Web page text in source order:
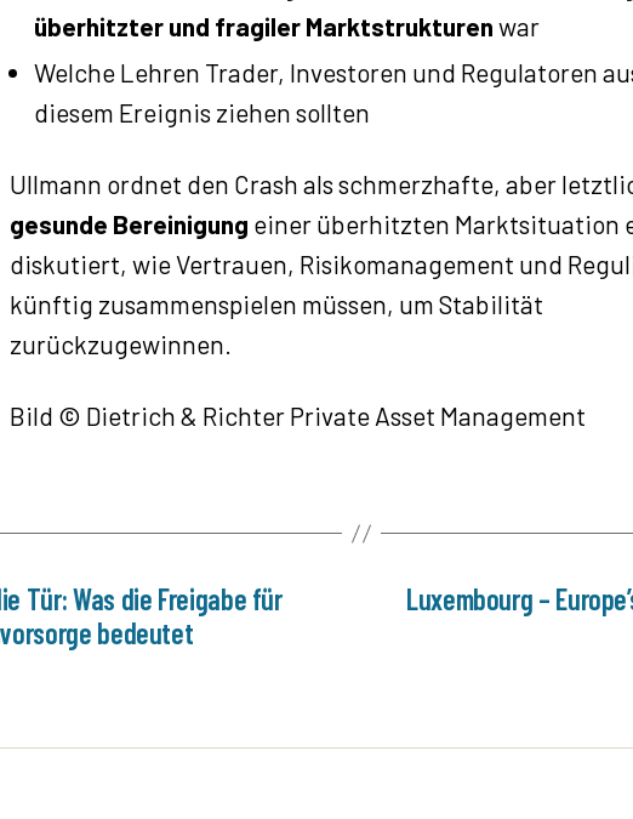
überhitzter und fragiler Marktstrukturen war
Welche Lehren Trader, Investoren und Regulatoren
diesem Ereignis ziehen sollten
Ullmann ordnet den Crash als schmerzhafte, aber
gesunde Bereinigung einer überhitzten Marktsituation
diskutiert, wie Vertrauen, Risikomanagement und
künftig zusammenspielen müssen, um Stabilität
zurückzugewinnen.
Bild © Dietrich & Richter Private Asset Management
Tür: Was die Freigabe für
bedeutet
Luxembourg –